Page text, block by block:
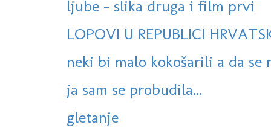
ljube - slika druga i film prvi
LOPOVI U REPUBLICI
neki bi malo kokošarili a da se
ja sam se probudila...
gletanje